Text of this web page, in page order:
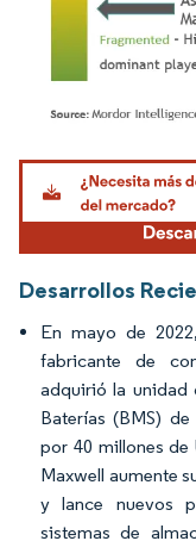
Imagen © Mordor
Desarrollos
En mayo de
fabricante de
adquirió la unidad
Baterías (BMS)
por 40 millones de
Maxwell aumente
y lance nuevos
sistemas de